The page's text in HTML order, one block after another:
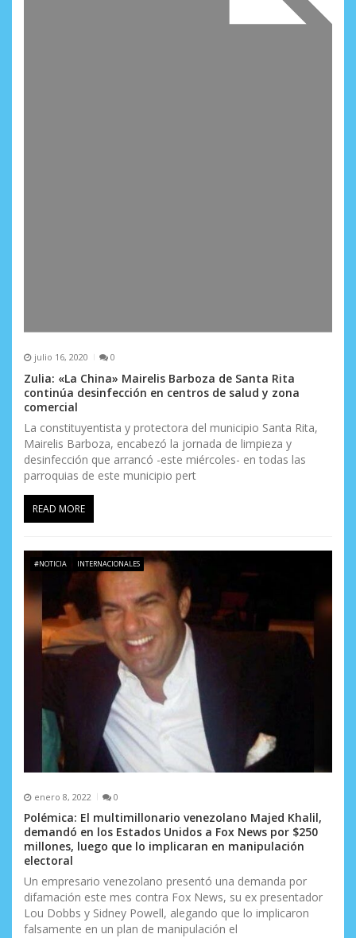
julio 16, 2020 0
Zulia: «La China» Mairelis Barboza de Santa Rita
continúa desinfección en centros de salud y zona
comercial
La constituyentista y protectora del municipio Santa Rita,
Mairelis Barboza, encabezó la jornada de limpieza y
desinfección que arrancó -este miércoles- en todas las
parroquias de este municipio pert
READ MORE
#NOTICIA INTERNACIONALES
enero 8, 2022 0
Polémica: El multimillonario venezolano Majed Khalil,
demandó en los Estados Unidos a Fox News por $250
millones, luego que lo implicaran en manipulación
electoral
Un empresario venezolano presentó una demanda por
difamación este mes contra Fox News, su ex presentador
Lou Dobbs y Sidney Powell, alegando que lo implicaron
falsamente en un plan de manipulación el